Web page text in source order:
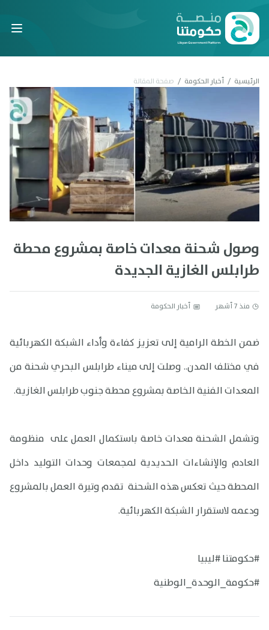
Laravel
الرئيسية / أخبار الحكومة / صفحة المقالة
وصول شحنة معدات خاصة بمشروع محطة
طرابلس الغازية الجديدة
منذ 7 أشهر أخبار الحكومة
ضمن الخطة الرامية إلى تعزيز كفاءة وأداء الشبكة الكهربائية
في مختلف المدن.. وصلت إلى ميناء طرابلس البحري شحنة من
المعدات الفنية الخاصة بمشروع محطة جنوب طرابلس الغازية.
وتشمل الشحنة معدات خاصة باستكمال العمل على منظومة
العادم والإنشاءات الحديدية لمجمعات وحدات التوليد داخل
المحطة حيث تعكس هذه الشحنة تقدم وتيرة العمل بالمشروع
ودعمه لاستقرار الشبكة الكهربائية.
#حكومتنا #ليبيا
#حكومة_الوحدة_الوطنية